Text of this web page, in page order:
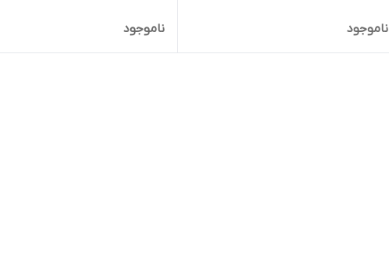
ناموجود ناموجود